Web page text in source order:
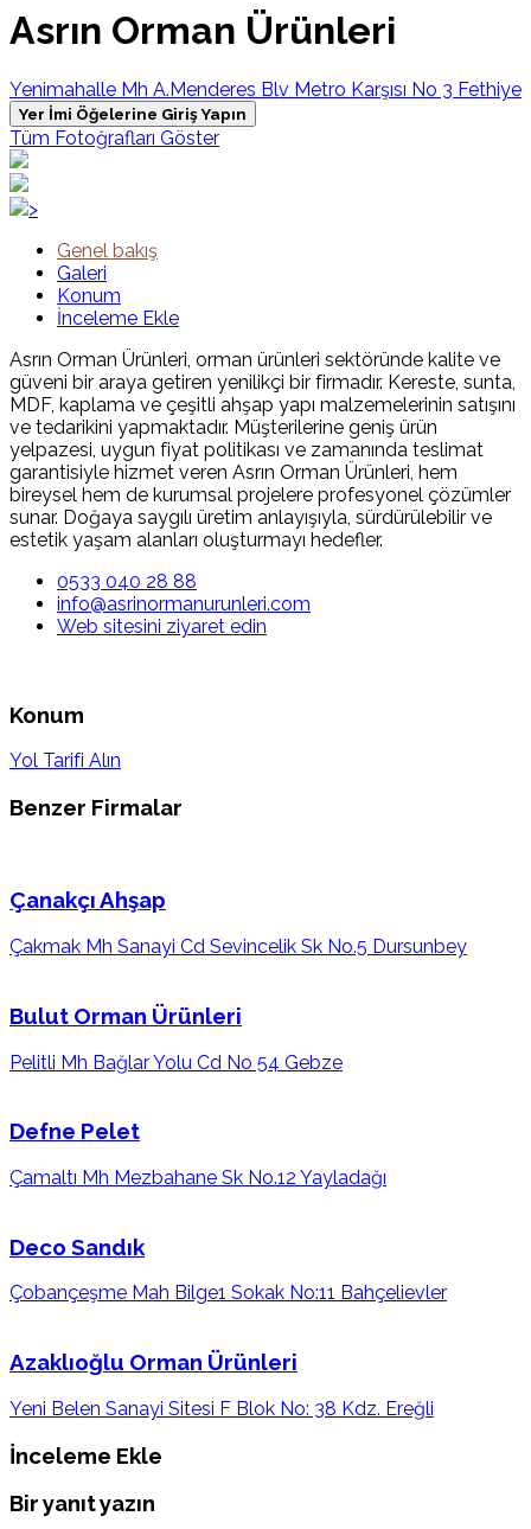
Asrın Orman Ürünleri
Yenimahalle Mh A.Menderes Blv Metro Karşısı No 3 Fethiye
Yer İmi Öğelerine Giriş Yapın
Tüm Fotoğrafları Göster
>
Genel bakış
Galeri
Konum
İnceleme Ekle
Asrın Orman Ürünleri, orman ürünleri sektöründe kalite ve
güveni bir araya getiren yenilikçi bir firmadır. Kereste, sunta,
MDF, kaplama ve çeşitli ahşap yapı malzemelerinin satışını
ve tedarikini yapmaktadır. Müşterilerine geniş ürün
yelpazesi, uygun fiyat politikası ve zamanında teslimat
garantisiyle hizmet veren Asrın Orman Ürünleri, hem
bireysel hem de kurumsal projelere profesyonel çözümler
sunar. Doğaya saygılı üretim anlayışıyla, sürdürülebilir ve
estetik yaşam alanları oluşturmayı hedefler.
0533 040 28 88
info@asrinormanurunleri.com
Web sitesini ziyaret edin
Konum
Yol Tarifi Alın
Benzer Firmalar
Çanakçı Ahşap
Çakmak Mh Sanayi Cd Sevincelik Sk No.5 Dursunbey
Bulut Orman Ürünleri
Pelitli Mh Bağlar Yolu Cd No 54 Gebze
Defne Pelet
Çamaltı Mh Mezbahane Sk No.12 Yayladağı
Deco Sandık
Çobançeşme Mah Bilge1 Sokak No:11 Bahçelievler
Azaklıoğlu Orman Ürünleri
Yeni Belen Sanayi Sitesi F Blok No: 38 Kdz. Ereğli
İnceleme Ekle
Bir yanıt yazın